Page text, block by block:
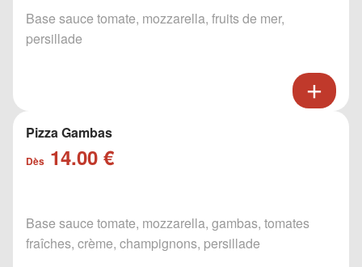
Base sauce tomate, mozzarella, fruits de mer,
persillade
Pizza Gambas
Dès 14.00 €
Base sauce tomate, mozzarella, gambas, tomates
fraîches, crème, champignons, persillade